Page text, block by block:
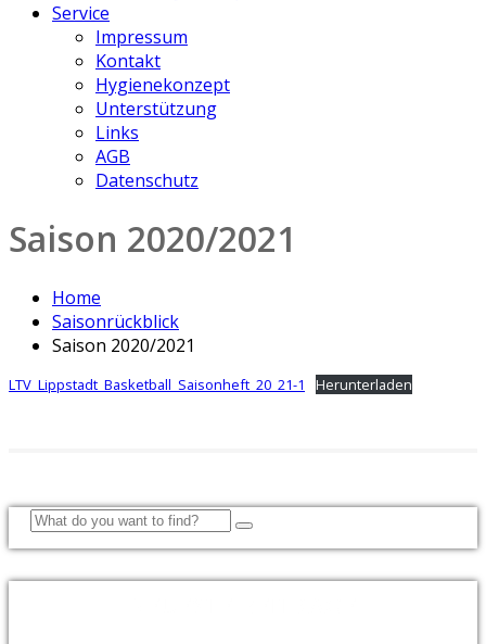
Service
Impressum
Kontakt
Hygienekonzept
Unterstützung
Links
AGB
Datenschutz
Saison 2020/2021
Home
Saisonrückblick
Saison 2020/2021
LTV_Lippstadt_Basketball_Saisonheft_20_21-1 Herunterladen